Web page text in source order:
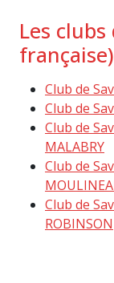
Les clubs
Club de
Club de
Club de
MALABRY
Club de
Club de
ROBINSON